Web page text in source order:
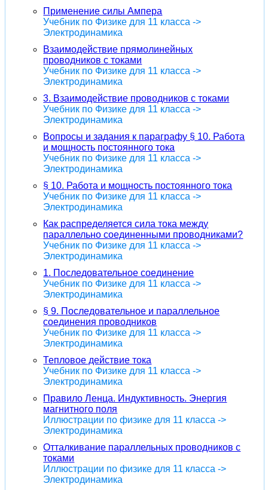
Применение силы Ампера
Учебник по Физике для 11 класса ->
Электродинамика
Взаимодействие прямолинейных
проводников с токами
Учебник по Физике для 11 класса ->
Электродинамика
3. Взаимодействие проводников с токами
Учебник по Физике для 11 класса ->
Электродинамика
Вопросы и задания к параграфу § 10. Работа
и мощность постоянного тока
Учебник по Физике для 11 класса ->
Электродинамика
§ 10. Работа и мощность постоянного тока
Учебник по Физике для 11 класса ->
Электродинамика
Как распределяется сила тока между
параллельно соединенными проводниками?
Учебник по Физике для 11 класса ->
Электродинамика
1. Последовательное соединение
Учебник по Физике для 11 класса ->
Электродинамика
§ 9. Последовательное и параллельное
соединения проводников
Учебник по Физике для 11 класса ->
Электродинамика
Тепловое действие тока
Учебник по Физике для 11 класса ->
Электродинамика
Правило Ленца. Индуктивность. Энергия
магнитного поля
Иллюстрации по физике для 11 класса ->
Электродинамика
Отталкивание параллельных проводников с
токами
Иллюстрации по физике для 11 класса ->
Электродинамика